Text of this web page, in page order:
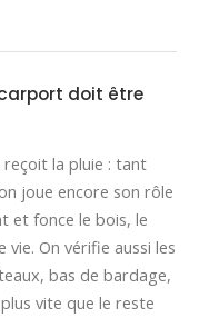
doit être
la pluie : tant
joue encore son rôle
et fonce le bois, le
On vérifie aussi les
bas de bardage,
vite que le reste